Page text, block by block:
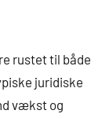
rustet til både
juridiske
vækst og